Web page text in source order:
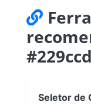
#229ccd
Seletor de